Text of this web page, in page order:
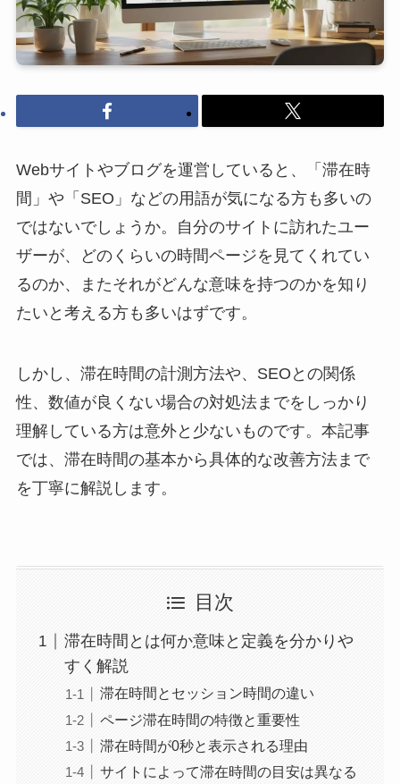
Webサイトやブログを運営していると、「滞在時
間」や「SEO」などの用語が気になる方も多いの
ではないでしょうか。自分のサイトに訪れたユー
ザーが、どのくらいの時間ページを見てくれてい
るのか、またそれがどんな意味を持つのかを知り
たいと考える方も多いはずです。
しかし、滞在時間の計測方法や、SEOとの関係
性、数値が良くない場合の対処法までをしっかり
理解している方は意外と少ないものです。本記事
では、滞在時間の基本から具体的な改善方法まで
を丁寧に解説します。
目次
滞在時間とは何か意味と定義を分かりや
すく解説
滞在時間とセッション時間の違い
ページ滞在時間の特徴と重要性
滞在時間が0秒と表示される理由
サイトによって滞在時間の目安は異なる